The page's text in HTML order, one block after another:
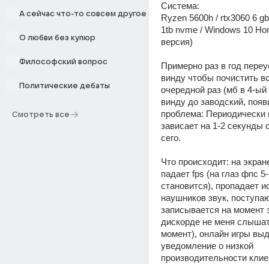
А сейчас что-то совсем другое
О любви без купюр
Философский вопрос
Политические дебаты
Смотреть все
Система:
Ryzen 5600h / rtx3060 6
1tb nvme / Windows 10
версия)
Примерно раз в год
винду чтобы почистить
очередной раз (мб в 4-ый
винду до заводский,
проблема: Периодически
зависает на 1-2 секунды
сего.
Что происходит: на
падает fps (на глаз фпс
становится), пропадает
наушников звук,
записывается на момент
дискорде не меня
момент), онлайн игры
уведомление о низкой
производительности